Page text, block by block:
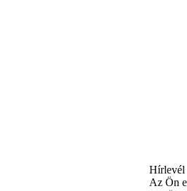
Hírlevél
Az Ön